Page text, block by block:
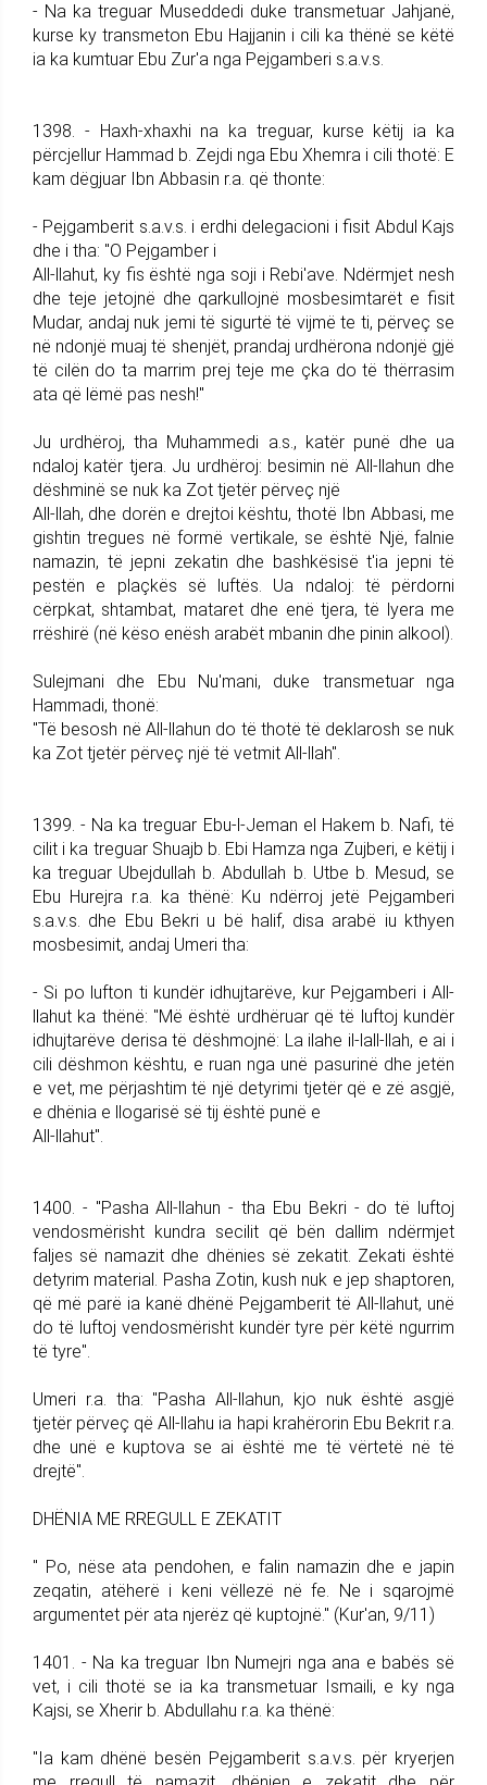
- Na ka treguar Museddedi duke transmetuar Jahjanë,
kurse ky transmeton Ebu Hajjanin i cili ka thënë se këtë
ia ka kumtuar Ebu Zur'a nga Pejgamberi s.a.v.s.
1398. - Haxh-xhaxhi na ka treguar, kurse këtij ia ka
përcjellur Hammad b. Zejdi nga Ebu Xhemra i cili thotë: E
kam dëgjuar Ibn Abbasin r.a. që thonte:
- Pejgamberit s.a.v.s. i erdhi delegacioni i fisit Abdul Kajs
dhe i tha: "O Pejgamber i
All-llahut, ky fis është nga soji i Rebi'ave. Ndërmjet nesh
dhe teje jetojnë dhe qarkullojnë mosbesimtarët e fisit
Mudar, andaj nuk jemi të sigurtë të vijmë te ti, përveç se
në ndonjë muaj të shenjët, prandaj urdhërona ndonjë gjë
të cilën do ta marrim prej teje me çka do të thërrasim
ata që lëmë pas nesh!"
Ju urdhëroj, tha Muhammedi a.s., katër punë dhe ua
ndaloj katër tjera. Ju urdhëroj: besimin në All-llahun dhe
dëshminë se nuk ka Zot tjetër përveç një
All-llah, dhe dorën e drejtoi kështu, thotë Ibn Abbasi, me
gishtin tregues në formë vertikale, se është Një, falnie
namazin, të jepni zekatin dhe bashkësisë t'ia jepni të
pestën e plaçkës së luftës. Ua ndaloj: të përdorni
cërpkat, shtambat, mataret dhe enë tjera, të lyera me
rrëshirë (në këso enësh arabët mbanin dhe pinin alkool).
Sulejmani dhe Ebu Nu'mani, duke transmetuar nga
Hammadi, thonë:
"Të besosh në All-llahun do të thotë të deklarosh se nuk
ka Zot tjetër përveç një të vetmit All-llah".
1399. - Na ka treguar Ebu-l-Jeman el Hakem b. Nafi, të
cilit i ka treguar Shuajb b. Ebi Hamza nga Zujberi, e këtij i
ka treguar Ubejdullah b. Abdullah b. Utbe b. Mesud, se
Ebu Hurejra r.a. ka thënë: Ku ndërroj jetë Pejgamberi
s.a.v.s. dhe Ebu Bekri u bë halif, disa arabë iu kthyen
mosbesimit, andaj Umeri tha:
- Si po lufton ti kundër idhujtarëve, kur Pejgamberi i All-
llahut ka thënë: "Më është urdhëruar që të luftoj kundër
idhujtarëve derisa të dëshmojnë: La ilahe il-lall-llah, e ai i
cili dëshmon kështu, e ruan nga unë pasurinë dhe jetën
e vet, me përjashtim të një detyrimi tjetër që e zë asgjë,
e dhënia e llogarisë së tij është punë e
All-llahut".
1400. - "Pasha All-llahun - tha Ebu Bekri - do të luftoj
vendosmërisht kundra secilit që bën dallim ndërmjet
faljes së namazit dhe dhënies së zekatit. Zekati është
detyrim material. Pasha Zotin, kush nuk e jep shaptoren,
që më parë ia kanë dhënë Pejgamberit të All-llahut, unë
do të luftoj vendosmërisht kundër tyre për këtë ngurrim
të tyre".
Umeri r.a. tha: "Pasha All-llahun, kjo nuk është asgjë
tjetër përveç që All-llahu ia hapi krahërorin Ebu Bekrit r.a.
dhe unë e kuptova se ai është me të vërtetë në të
drejtë".
DHËNIA ME RREGULL E ZEKATIT
" Po, nëse ata pendohen, e falin namazin dhe e japin
zeqatin, atëherë i keni vëllezë në fe. Ne i sqarojmë
argumentet për ata njerëz që kuptojnë." (Kur'an, 9/11)
1401. - Na ka treguar Ibn Numejri nga ana e babës së
vet, i cili thotë se ia ka transmetuar Ismaili, e ky nga
Kajsi, se Xherir b. Abdullahu r.a. ka thënë:
"Ia kam dhënë besën Pejgamberit s.a.v.s. për kryerjen